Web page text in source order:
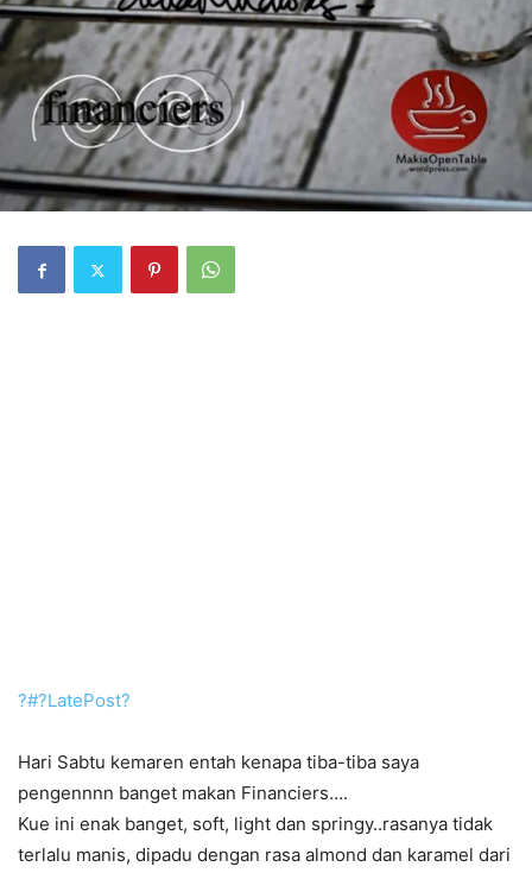
?#?LatePost?
Hari Sabtu kemaren entah kenapa tiba-tiba saya
pengennnn banget makan Financiers….
Kue ini enak banget, soft, light dan springy..rasanya tidak
terlalu manis, dipadu dengan rasa almond dan karamel dari